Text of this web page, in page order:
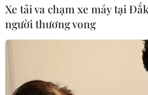
Xe tải va chạm xe máy tại
người thương vong